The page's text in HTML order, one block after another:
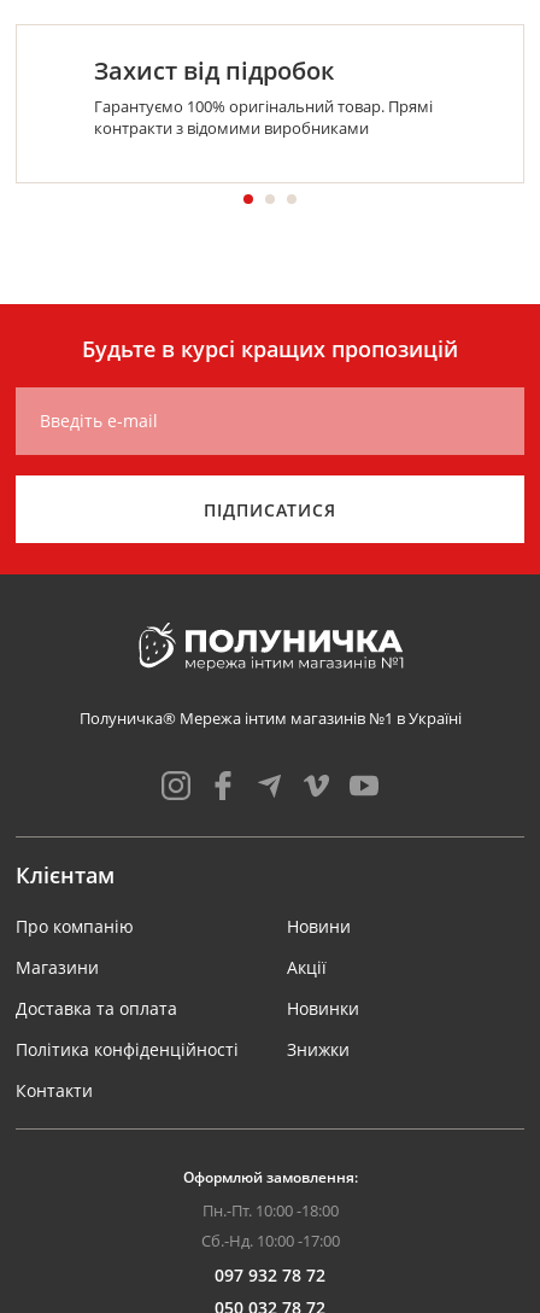
Захист від підробок
Гарантуємо 100% оригінальний товар. Прямі
контракти з відомими виробниками
Будьте в курсі кращих пропозицій
Введіть e-mail
ПІДПИСАТИСЯ
Полуничка® Мережа інтим магазинів №1 в Україні
Клієнтам
Про компанію
Магазини
Доставка та оплата
Політика конфіденційності
Контакти
Новини
Акції
Новинки
Знижки
Оформлюй замовлення:
Пн.-Пт. 10:00 -18:00
Сб.-Нд. 10:00 -17:00
097 932 78 72
050 032 78 72